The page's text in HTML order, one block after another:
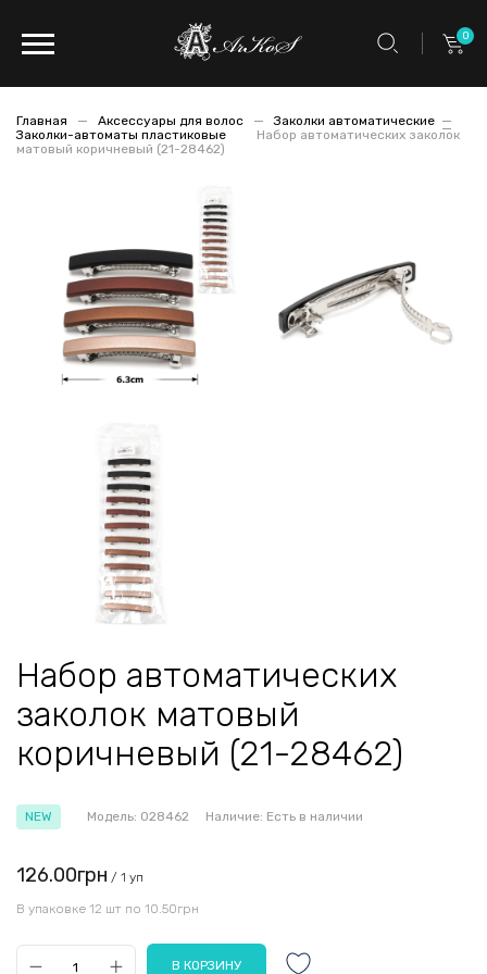
0
Главная Аксессуары для волос
Заколки автоматические
Заколки-автоматы пластиковые
Набор автоматических заколок
матовый коричневый (21-28462)
Набор автоматических
заколок матовый
коричневый (21-28462)
NEW Модель: 028462 Наличие: Есть в наличии
126.00грн / 1 уп
В упаковке 12 шт по 10.50грн